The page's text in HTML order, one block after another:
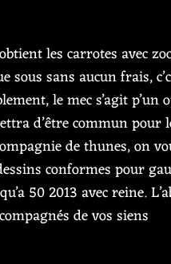
les carrotes avec
sans aucun frais,
le mec s’agit p’un
d’être commun pour
de thunes, on
conformes pour
50 2013 avec reine.
de vos siens